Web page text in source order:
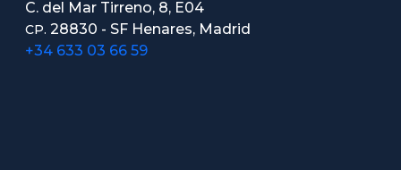
C. del Mar Tirreno, 8, E04
CP. 28830 - SF Henares, Madrid
+34 633 03 66 59